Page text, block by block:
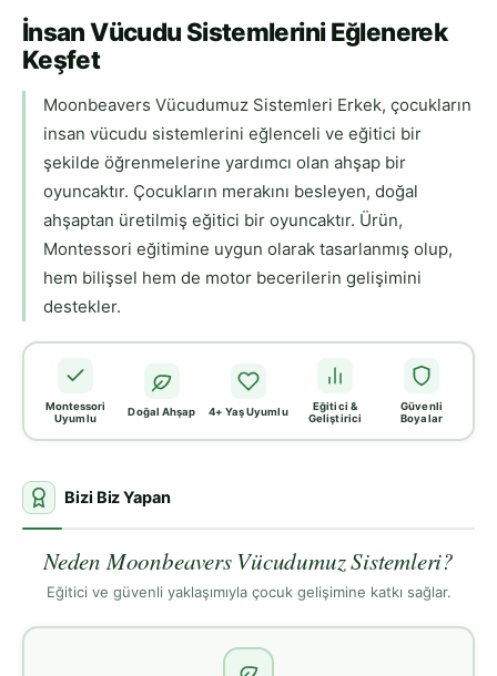
İnsan Vücudu Sistemlerini Eğlenerek
Keşfet
Moonbeavers Vücudumuz Sistemleri Erkek, çocukların
insan vücudu sistemlerini eğlenceli ve eğitici bir
şekilde öğrenmelerine yardımcı olan ahşap bir
oyuncaktır. Çocukların merakını besleyen, doğal
ahşaptan üretilmiş eğitici bir oyuncaktır. Ürün,
Montessori eğitimine uygun olarak tasarlanmış olup,
hem bilişsel hem de motor becerilerin gelişimini
destekler.
Montessori
Uyumlu
Doğal Ahşap 4+ Yaş Uyumlu
Eğitici &
Geliştirici
Güvenli
Boyalar
Bizi Biz Yapan
Neden Moonbeavers Vücudumuz Sistemleri?
Eğitici ve güvenli yaklaşımıyla çocuk gelişimine katkı sağlar.